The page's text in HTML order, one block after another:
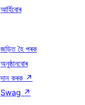
আৰ্হিবোৰ
জড়িত হৈ পৰক
অনুষ্ঠানবোৰ
দান কৰক ↗
Swag ↗